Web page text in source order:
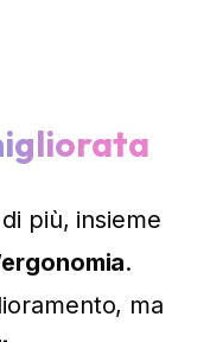
più, insieme
.
ma